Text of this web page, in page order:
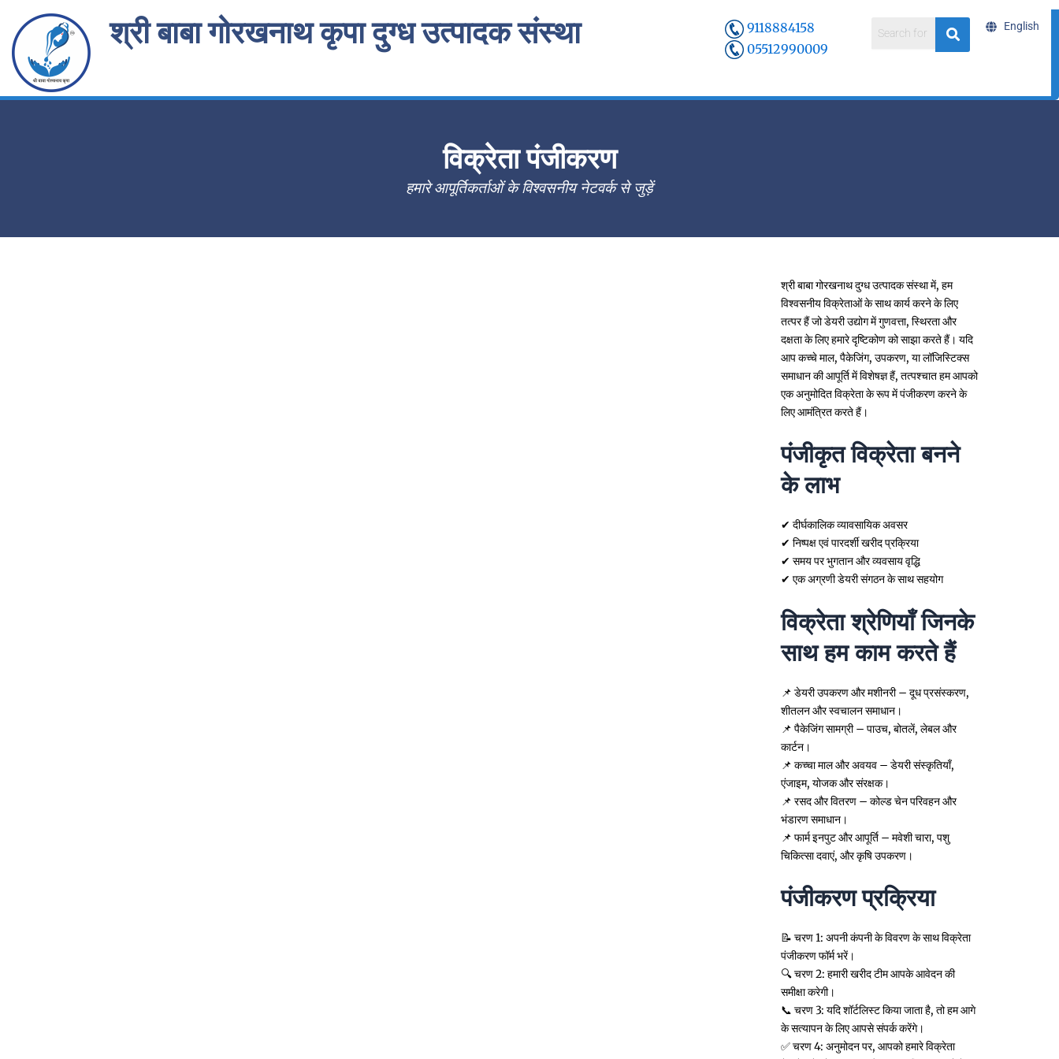
content
श्री बाबा गोरखनाथ कृपा दुग्ध उत्पादक संस्था
9118884158
05512990009
English
विक्रेता पंजीकरण
हमारे आपूर्तिकर्ताओं के विश्वसनीय नेटवर्क से जुड़ें
श्री बाबा गोरखनाथ दुग्ध उत्पादक संस्था में, हम
विश्वसनीय विक्रेताओं के साथ कार्य करने के लिए
तत्पर हैं जो डेयरी उद्योग में गुणवत्ता, स्थिरता और
दक्षता के लिए हमारे दृष्टिकोण को साझा करते हैं। यदि
आप कच्चे माल, पैकेजिंग, उपकरण, या लॉजिस्टिक्स
समाधान की आपूर्ति में विशेषज्ञ हैं, तत्पश्चात हम आपको
एक अनुमोदित विक्रेता के रूप में पंजीकरण करने के
लिए आमंत्रित करते हैं।
पंजीकृत विक्रेता बनने
के लाभ
✔ दीर्घकालिक व्यावसायिक अवसर
✔ निष्पक्ष एवं पारदर्शी खरीद प्रक्रिया
✔ समय पर भुगतान और व्यवसाय वृद्धि
✔ एक अग्रणी डेयरी संगठन के साथ सहयोग
विक्रेता श्रेणियाँ जिनके
साथ हम काम करते हैं
📌 डेयरी उपकरण और मशीनरी – दूध प्रसंस्करण,
शीतलन और स्वचालन समाधान।
📌 पैकेजिंग सामग्री – पाउच, बोतलें, लेबल और
कार्टन।
📌 कच्चा माल और अवयव – डेयरी संस्कृतियाँ,
एंजाइम, योजक और संरक्षक।
📌 रसद और वितरण – कोल्ड चेन परिवहन और
भंडारण समाधान।
📌 फार्म इनपुट और आपूर्ति – मवेशी चारा, पशु
चिकित्सा दवाएं, और कृषि उपकरण।
पंजीकरण प्रक्रिया
📝 चरण 1: अपनी कंपनी के विवरण के साथ विक्रेता
पंजीकरण फॉर्म भरें।
🔍 चरण 2: हमारी खरीद टीम आपके आवेदन की
समीक्षा करेगी।
📞 चरण 3: यदि शॉर्टलिस्ट किया जाता है, तो हम आगे
के सत्यापन के लिए आपसे संपर्क करेंगे।
✅ चरण 4: अनुमोदन पर, आपको हमारे विक्रेता